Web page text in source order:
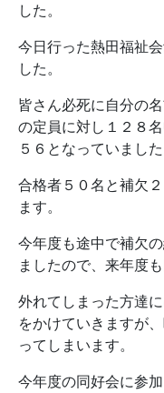
した。
今日行った熱田福祉
した。
皆さん必死に自分の
の定員に対し１２８
５６となっていました
合格者５０名と補欠
ます。
今年度も途中で補欠
ましたので、来年度
外れてしまった方達
をかけていきますが
ってしまいます。
今年度の同好会に参